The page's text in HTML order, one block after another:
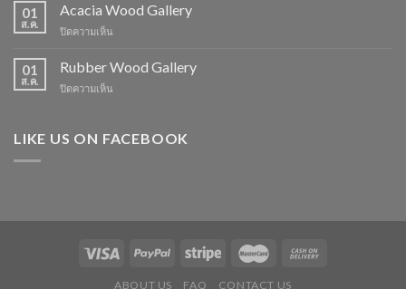
01
ส.ค.
Acacia Wood Gallery
ปิดความเห็น
Wood
Gallery
01
ส.ค.
Rubber Wood Gallery
ปิดความเห็น
Gallery
LIKE US ON FACEBOOK
ABOUT US FAQ CONTACT US